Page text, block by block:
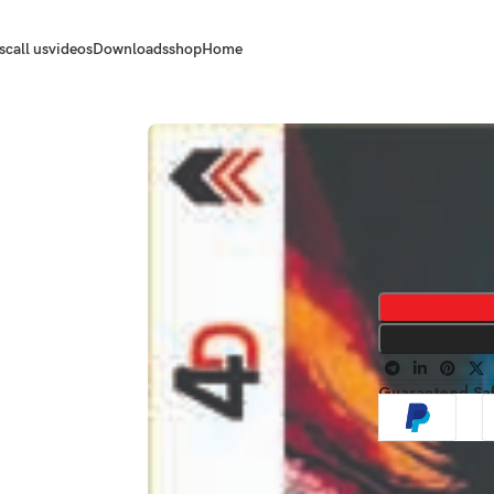
Home
shop
Downloads
videos
call us
Guaranteed